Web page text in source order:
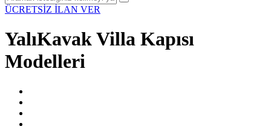
ÜCRETSİZ İLAN VER
YalıKavak Villa Kapısı
Modelleri